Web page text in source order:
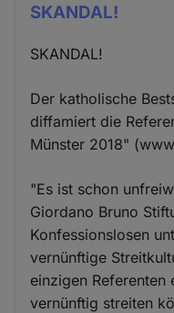
SKANDAL!
SKANDAL!
Der katholische
diffamiert die
Münster 2018"
"Es ist schon
Giordano Bruno
Konfessionslosen
vernünftige
einzigen
vernünftig streiten